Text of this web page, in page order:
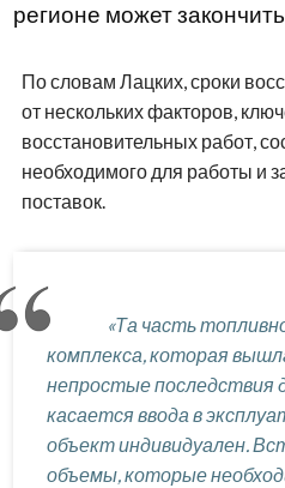
регионе может
По словам Лацких, сроки
от нескольких факторов,
восстановительных работ,
необходимого для работы и
поставок.
«Та часть
комплекса, которая
непростые последствия
касается ввода в
объект индивидуален.
объемы, которые